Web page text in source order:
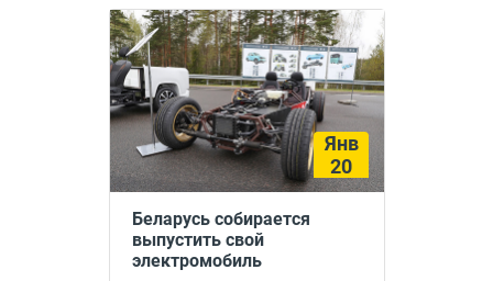
Янв
20
Беларусь собирается
выпустить свой
электромобиль